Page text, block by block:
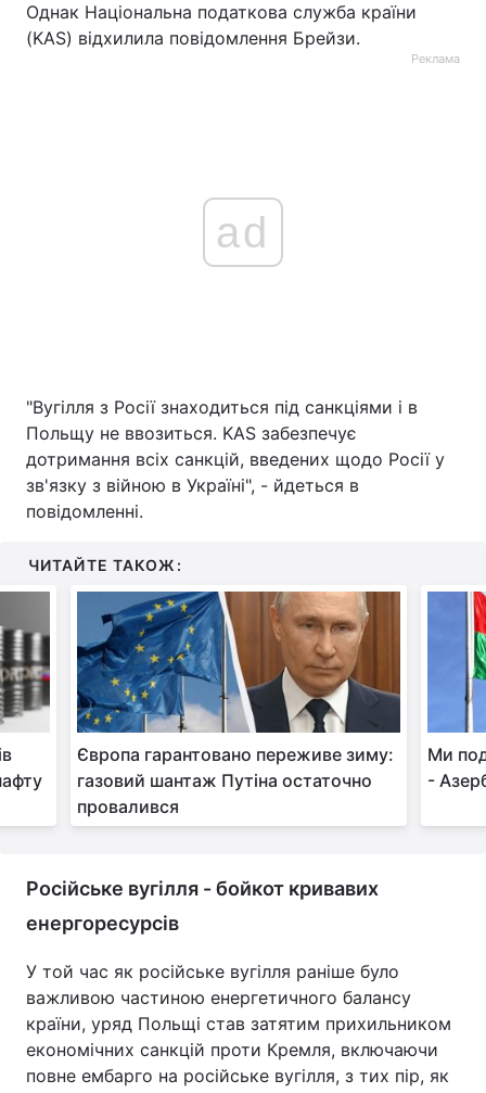
Однак Національна податкова служба країни
(KAS) відхилила повідомлення Брейзи.
Реклама
ad
"Вугілля з Росії знаходиться під санкціями і в
Польщу не ввозиться. KAS забезпечує
дотримання всіх санкцій, введених щодо Росії у
зв'язку з війною в Україні", - йдеться в
повідомленні.
ЧИТАЙТЕ ТАКОЖ:
Європа гарантовано переживе зиму:
газовий шантаж Путіна остаточно
провалився
Ми
-
Російське вугілля - бойкот кривавих
енергоресурсів
У той час як російське вугілля раніше було
важливою частиною енергетичного балансу
країни, уряд Польщі став затятим прихильником
економічних санкцій проти Кремля, включаючи
повне ембарго на російське вугілля, з тих пір, як